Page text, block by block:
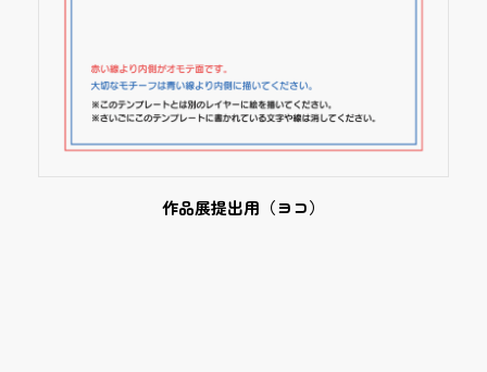
作品展提出用（ヨコ）